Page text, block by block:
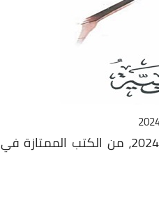
2024، من الكتب الممتازة في